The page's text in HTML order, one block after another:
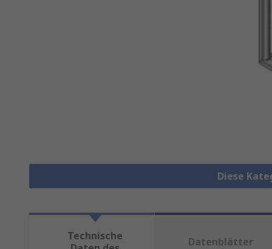
Diese
Technische
Datenblätter